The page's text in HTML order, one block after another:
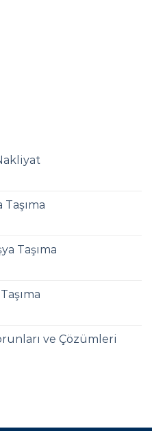
Taşıma
Taşıma
ve Çözümleri